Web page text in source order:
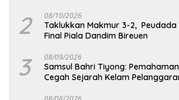
2 08/10/2026
Taklukkan Makmur 3-2, Peudada
Final Piala Dandim Bireuen
3 08/09/2026
Samsul Bahri Tiyong: Pemahaman
Cegah Sejarah Kelam